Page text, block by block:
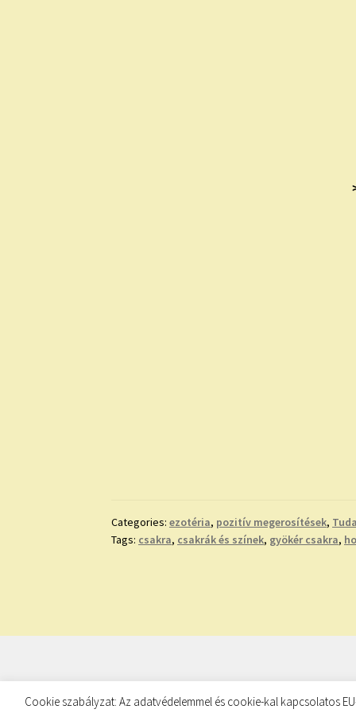
Categories:ezotéria, pozitív megerosítések,
Tags: csakra, csakrák és színek, gyökér csakra,
© TUDATKULCS 2026
Cookie szabályzat: Az adatvédelemmel és cookie-kal kapcsolatos